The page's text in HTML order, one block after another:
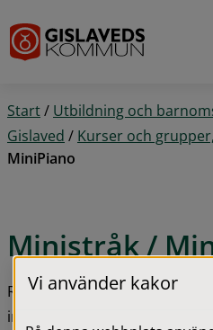
Start/ Utbildning och
Gislaved / Kurser och
MiniPiano
Ministråk /
Redan vid fem års ålder kan
instrument.
Vi använder kakor